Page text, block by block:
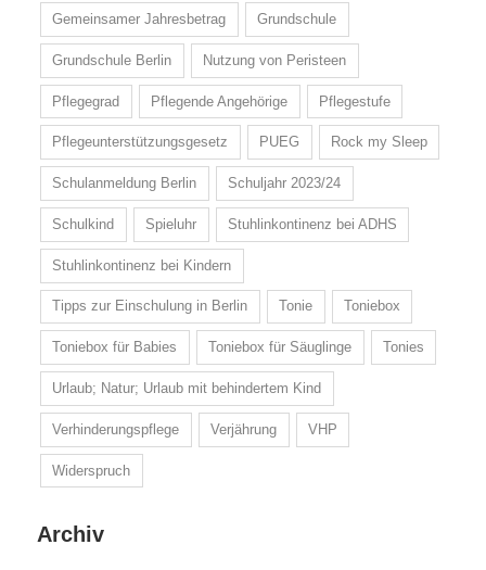
Gemeinsamer Jahresbetrag Grundschule
Grundschule Berlin Nutzung von Peristeen
Pflegegrad Pflegende Angehörige Pflegestufe
Pflegeunterstützungsgesetz PUEG Rock my Sleep
Schulanmeldung Berlin Schuljahr 2023/24
Schulkind Spieluhr Stuhlinkontinenz bei ADHS
Stuhlinkontinenz bei Kindern
Tipps zur Einschulung in Berlin Tonie Toniebox
Toniebox für Babies Toniebox für Säuglinge Tonies
Urlaub; Natur; Urlaub mit behindertem Kind
Verhinderungspflege Verjährung VHP
Widerspruch
Archiv